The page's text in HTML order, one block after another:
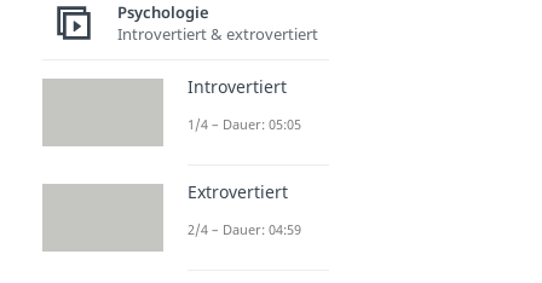
Psychologie
Introvertiert & extrovertiert
Introvertiert
1/4 – Dauer: 05:05
Extrovertiert
2/4 – Dauer: 04:59